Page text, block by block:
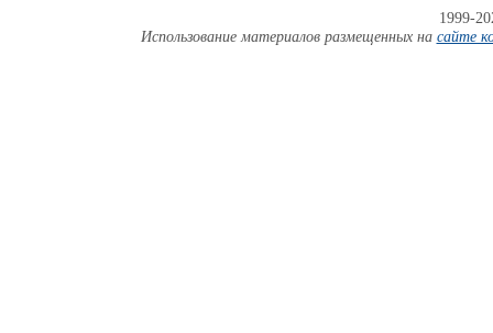
1999-
Использование материалов размещенных на сайте